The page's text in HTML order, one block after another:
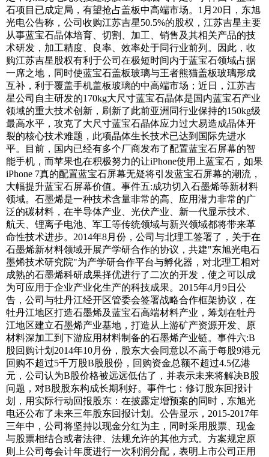
石项目已成定局，有望抢占盖板中高端市场。1月20日，东旭
光电公告称，公司收购江苏吉星50.5%的股权，江苏吉星主要
从事蓝宝石晶体培育、切割、加工、销售及其相关产品的技
术研发，加工精度、良率、效率处于同行业前列。因此，收
购江苏吉星股权有利于公司在极短时间内于蓝宝石领域占据
一席之地，同时使蓝宝石盖板玻璃与王者熊猫盖板玻璃形成
互补，利于覆盖手机盖板玻璃的中高端市场；近日，江苏吉
星公司自主研发的170kg大尺寸蓝宝石晶体是国内蓝宝石产业
领域的重大技术创新，刷新了此前亚洲同行业保持的150kg级
最高水平，攻克了大尺寸蓝宝石晶体应力过大易造成晶体开
裂的核心技术难题，此项晶体生长技术已达到国际先进水
平。目前，国内已经有多个厂商发布了配置蓝宝石屏幕的智
能手机，而苹果也在积极努力的让iPhone使用上蓝宝石，如果
iPhone 7真的配置蓝宝石屏幕无疑将引发蓝宝石屏幕的潮流，
大幅提升蓝宝石屏幕价值。事件五:成功切入石墨烯等新材料
领域。石墨烯是一种技术含量非常的高、应用潜力非常的广
泛的碳材料，在半导体产业、光伏产业、新一代显示技术、
航天、锂离子电池、军工等传统领域与新兴领域都将带来革
命性技术进步。2014年8月份，公司与北理工签署了，关于在
石墨烯新材料领域开展产学研合作的协议，共建"东旭光电石
墨烯技术研究院"为产学研合作平台与孵化器，对北理工相对
成熟的石墨烯科研成果择优进行了二次的开发，使之可以成
为可应用于企业产业化生产的科技成果。2015年4月9日公
告，公司与牡丹江经开区管委会签署战略合作框架协议，在
牡丹江地区打造石墨烯及蓝宝石高端材料产业，筹划在牡丹
江地区建立石墨烯产业基地，打造从上游矿产资源开发、原
材料深加工到下游应用材料制备的石墨烯产业链。事件六:B
股回购计划2014年10月份，股东大会同意以不高于每股9港元
回购不超过5千万股B股股份，回购资金总额不超过4.5亿港
元，公司认为B股价格被远远低估了，并表示未来将解决B股
问题，对B股股东构成长期利好。事件七：修订股东回报计
划，用实际行动回报股东：在披露定增预案的同时，东旭光
电还公布了未来三年股东回报计划。公告显示，2015-2017年
三年中，公司将坚持以现金分红为主，同时采用股票、现金
与股票相结合或者法律、法规允许的其他方式。方案规定原
则上公司每会计年度进行一次利润分配，表明上市公司正用